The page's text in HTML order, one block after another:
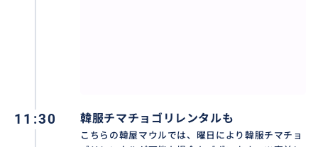
11:30 韓服チマチョゴリレンタルも
こちらの韓屋マウルでは、曜日により韓服チマチョ